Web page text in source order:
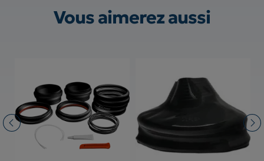
Vous aimerez aussi